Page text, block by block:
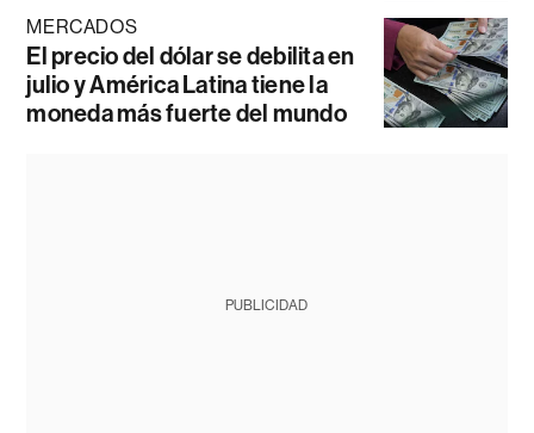
MERCADOS
El precio del dólar se debilita en
julio y América Latina tiene la
moneda más fuerte del mundo
PUBLICIDAD